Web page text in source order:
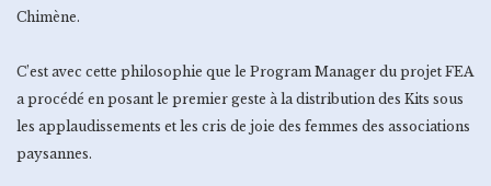
Chimène.
C’est avec cette philosophie que le Program Manager du projet FEA
a procédé en posant le premier geste à la distribution des Kits sous
les applaudissements et les cris de joie des femmes des associations
paysannes.